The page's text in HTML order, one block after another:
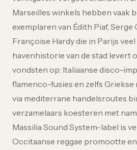
Marseilles winkels hebben vaak
exemplaren van Édith Piaf, Serge
Françoise Hardy die in Parijs
havenhistorie van de stad levert
vondsten op: Italiaanse disco-
flamenco-fusies en zelfs
via mediterrane handelsroutes
verzamelaars koesteren met
Massilia Sound System-label is
Occitaanse reggae promootte